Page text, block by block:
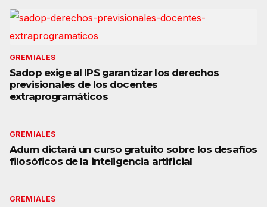
GREMIALES
Sadop exige al IPS garantizar los derechos
previsionales de los docentes
extraprogramáticos
GREMIALES
Adum dictará un curso gratuito sobre los desafíos
filosóficos de la inteligencia artificial
GREMIALES